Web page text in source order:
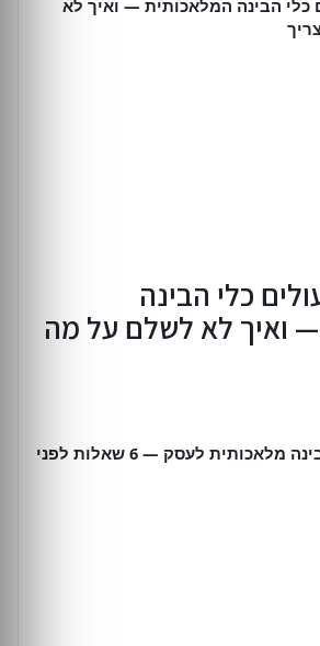
כלי הבינה
ואיך לא לשלם על מה